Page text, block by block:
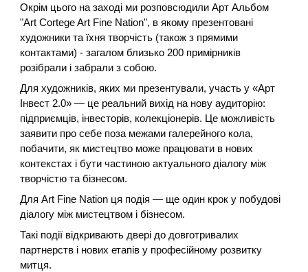
Окрім цього на заході ми розповсюдили Арт Альбом
"Art Cortege Art Fine Nation", в якому презентовані
художники та їхня творчість (також з прямими
контактами) - загалом близько 200 примірників
розібрали і забрали з собою.
Для художників, яких ми презентували, участь у «Арт
Інвест 2.0» — це реальний вихід на нову аудиторію:
підприємців, інвесторів, колекціонерів. Це можливість
заявити про себе поза межами галерейного кола,
побачити, як мистецтво може працювати в нових
контекстах і бути частиною актуального діалогу між
творчістю та бізнесом.
Для Art Fine Nation ця подія — ще один крок у побудові
діалогу між мистецтвом і бізнесом.
Такі події відкривають двері до довготривалих
партнерств і нових етапів у професійному розвитку
митця.